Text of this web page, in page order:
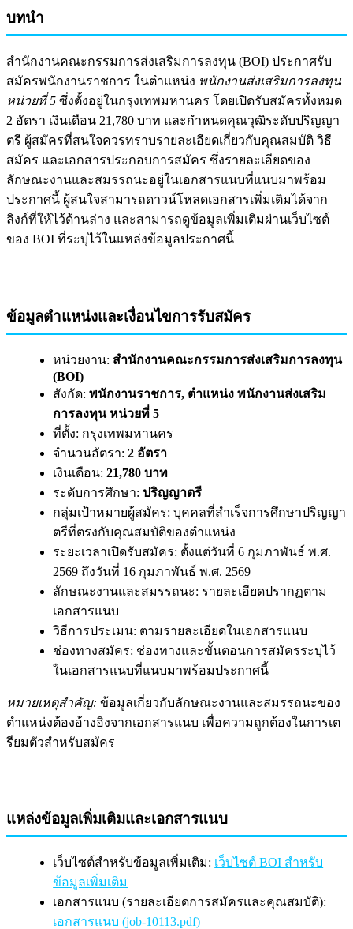
บทนำ
สำนักงานคณะกรรมการส่งเสริมการลงทุน (BOI) ประกาศรับ
สมัครพนักงานราชการ ในตำแหน่ง พนักงานส่งเสริมการลงทุน
หน่วยที่ 5 ซึ่งตั้งอยู่ในกรุงเทพมหานคร โดยเปิดรับสมัครทั้งหมด
2 อัตรา เงินเดือน 21,780 บาท และกำหนดคุณวุฒิระดับปริญญา
ตรี ผู้สมัครที่สนใจควรทราบรายละเอียดเกี่ยวกับคุณสมบัติ วิธี
สมัคร และเอกสารประกอบการสมัคร ซึ่งรายละเอียดของ
ลักษณะงานและสมรรถนะอยู่ในเอกสารแนบที่แนบมาพร้อม
ประกาศนี้ ผู้สนใจสามารถดาวน์โหลดเอกสารเพิ่มเติมได้จาก
ลิงก์ที่ให้ไว้ด้านล่าง และสามารถดูข้อมูลเพิ่มเติมผ่านเว็บไซต์
ของ BOI ที่ระบุไว้ในแหล่งข้อมูลประกาศนี้
ข้อมูลตำแหน่งและเงื่อนไขการรับสมัคร
หน่วยงาน: สำนักงานคณะกรรมการส่งเสริมการลงทุน
(BOI)
สังกัด:พนักงานราชการ, ตำแหน่ง พนักงานส่งเสริม
การลงทุน หน่วยที่ 5
ที่ตั้ง: กรุงเทพมหานคร
จำนวนอัตรา:2 อัตรา
เงินเดือน:21,780 บาท
ระดับการศึกษา:ปริญญาตรี
กลุ่มเป้าหมายผู้สมัคร: บุคคลที่สำเร็จการศึกษาปริญญา
ตรีที่ตรงกับคุณสมบัติของตำแหน่ง
ระยะเวลาเปิดรับสมัคร: ตั้งแต่วันที่ 6 กุมภาพันธ์ พ.ศ.
2569 ถึงวันที่ 16 กุมภาพันธ์ พ.ศ. 2569
ลักษณะงานและสมรรถนะ: รายละเอียดปรากฏตาม
เอกสารแนบ
วิธีการประเมน: ตามรายละเอียดในเอกสารแนบ
ช่องทางสมัคร: ช่องทางและขั้นตอนการสมัครระบุไว้
ในเอกสารแนบที่แนบมาพร้อมประกาศนี้
หมายเหตุสำคัญ: ข้อมูลเกี่ยวกับลักษณะงานและสมรรถนะของ
ตำแหน่งต้องอ้างอิงจากเอกสารแนบ เพื่อความถูกต้องในการเต
รียมตัวสำหรับสมัคร
แหล่งข้อมูลเพิ่มเติมและเอกสารแนบ
เว็บไซต์สำหรับข้อมูลเพิ่มเติม: เว็บไซต์ BOI สำหรับ
ข้อมูลเพิ่มเติม
เอกสารแนบ (รายละเอียดการสมัครและคุณสมบัติ):
เอกสารแนบ (job-10113.pdf)